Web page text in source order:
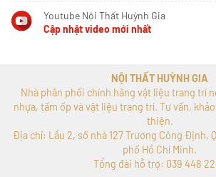
Youtube Nội Thất Huỳnh Gia
Cập nhật video mới nhất
NỘI THẤT HUỲNH GIA
Nhà phân phối chính hãng vật liệu trang trí
nhựa, tấm ốp và vật liệu trang trí. Tư vấn,
thiện.
Địa chỉ: Lầu 2, số nhà 127 Trương Công Định,
phố Hồ Chí Minh.
Tổng đài hỗ trợ: 039 448